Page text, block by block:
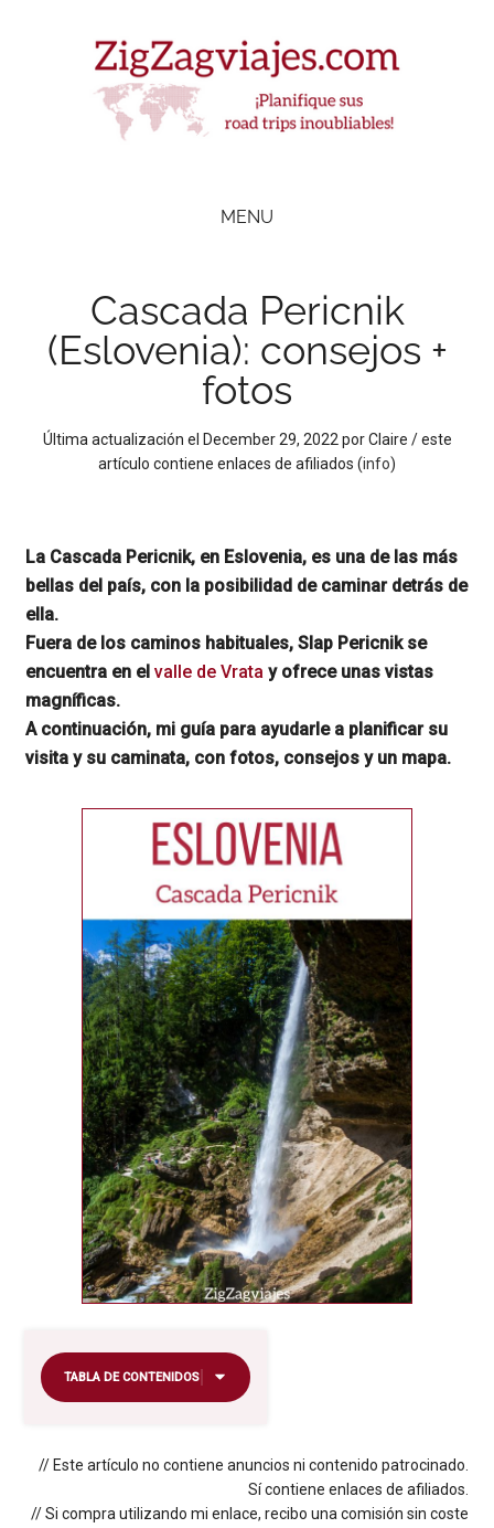
MENU
Cascada Pericnik
(Eslovenia): consejos +
fotos
Última actualización el December 29, 2022 porClaire / este
artículo contiene enlaces de afiliados (info)
La Cascada Pericnik, en Eslovenia, es una de las más
bellas del país, con la posibilidad de caminar detrás de
ella.
Fuera de los caminos habituales, Slap Pericnik se
encuentra en elvalle de Vrata y ofrece unas vistas
magníficas.
A continuación, mi guía para ayudarle a planificar su
visita y su caminata, con fotos, consejos y un mapa.
TABLA DE CONTENIDOS
// Este artículo no contiene anuncios ni contenido patrocinado.
Sí contiene enlaces de afiliados.
// Si compra utilizando mi enlace, recibo una comisión sin coste